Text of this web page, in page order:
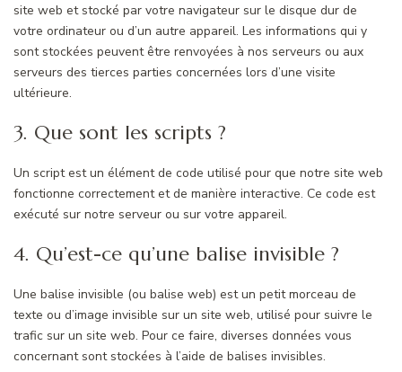
site web et stocké par votre navigateur sur le disque dur de
votre ordinateur ou d’un autre appareil. Les informations qui y
sont stockées peuvent être renvoyées à nos serveurs ou aux
serveurs des tierces parties concernées lors d’une visite
ultérieure.
3. Que sont les scripts ?
Un script est un élément de code utilisé pour que notre site web
fonctionne correctement et de manière interactive. Ce code est
exécuté sur notre serveur ou sur votre appareil.
4. Qu’est-ce qu’une balise invisible ?
Une balise invisible (ou balise web) est un petit morceau de
texte ou d’image invisible sur un site web, utilisé pour suivre le
trafic sur un site web. Pour ce faire, diverses données vous
concernant sont stockées à l’aide de balises invisibles.